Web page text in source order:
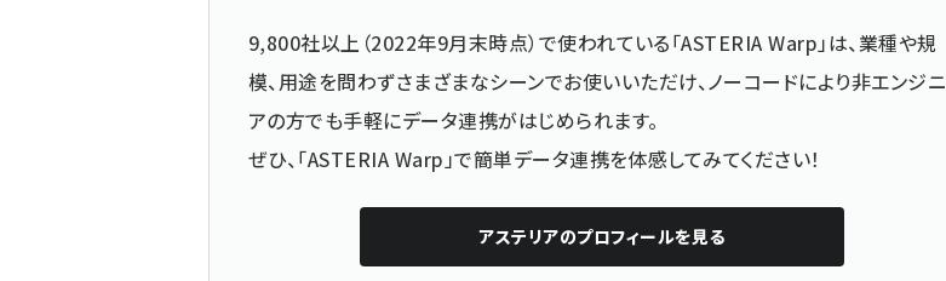
9,800社以上（2022年9月末時点）で使われている「ASTERIA Warp」は、業種や規
模、用途を問わずさまざまなシーンでお使いいただけ、ノーコードにより非エンジニ
アの方でも手軽にデータ連携がはじめられます。
ぜひ、「ASTERIA Warp」で簡単データ連携を体感してみてください！
アステリアのプロフィールを見る